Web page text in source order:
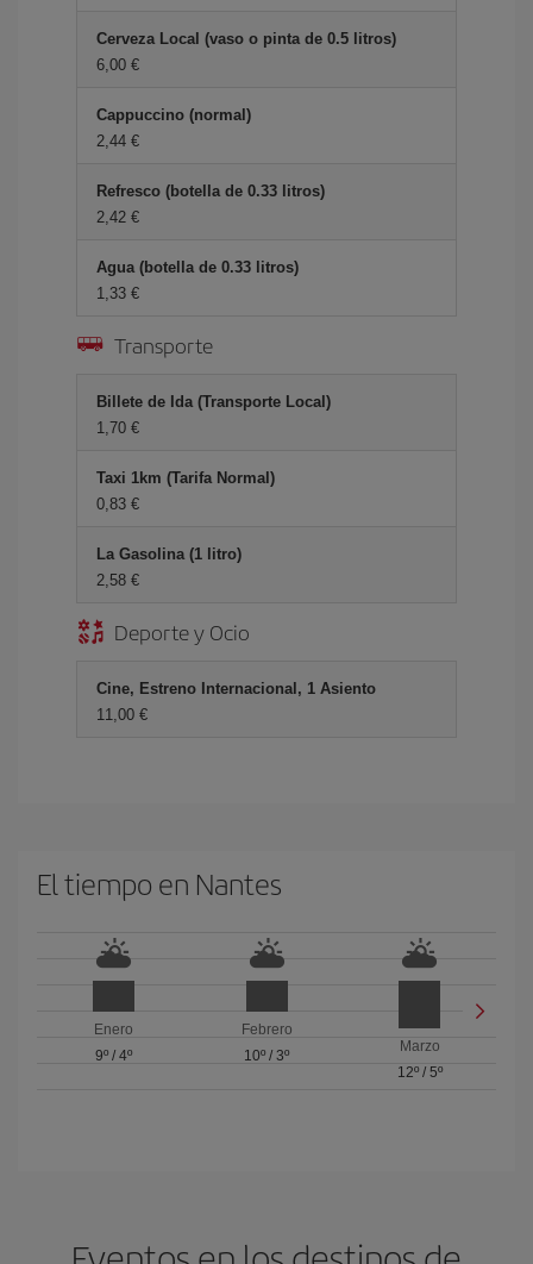
Cerveza Local (vaso o pinta de 0.5 litros)
6,00 €
Cappuccino (normal)
2,44 €
Refresco (botella de 0.33 litros)
2,42 €
Agua (botella de 0.33 litros)
1,33 €
Transporte
Billete de Ida (Transporte Local)
1,70 €
Taxi 1km (Tarifa Normal)
0,83 €
La Gasolina (1 litro)
2,58 €
Deporte y Ocio
Cine, Estreno Internacional, 1 Asiento
11,00 €
El tiempo en Nantes
Enero
9º/ 4º
Febrero
10º / 3º
Marzo
12º/ 5º